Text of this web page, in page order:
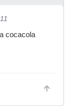
cocacola